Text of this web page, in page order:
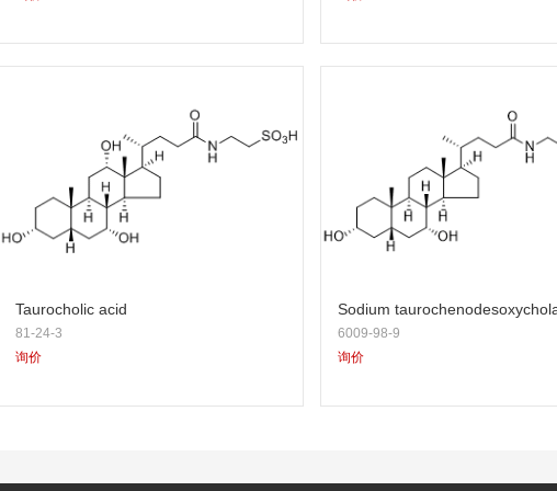
Taurocholic acid
81-24-3
询价
Sodium
6009-98-9
询价